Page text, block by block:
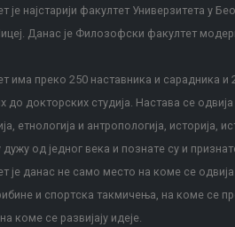
најстарији факултет Универзитета у
Данас је Филозофски факултет
има преко 250 наставника и сарадника
докторских студија. Настава се
етнологија и антропологија,
дужу од једног века и познате су и
је данас не само место на коме се
и спортска такмичења, на коме се
коме се развијају идеје.